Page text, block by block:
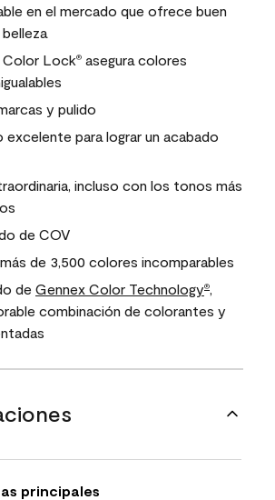
en el mercado que ofrece buen
Color Lock® asegura colores
y pulido
excelente para lograr un acabado
incluso con los tonos más
de COV
de 3,500 colores incomparables
de Gennex Color Technology®,
combinación de colorantes y
principales